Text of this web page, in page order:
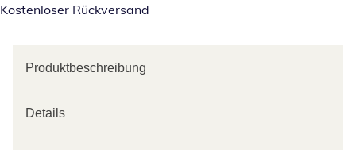
Kostenloser Rückversand
Produktbeschreibung
Details